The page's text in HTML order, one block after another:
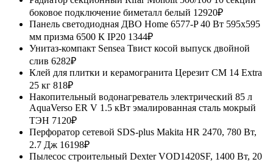
боковое подключение биметалл белый 12920₽
Панель светодиодная ДВО Home 6577-P 40 Вт 595x595
мм призма 6500 К IP20 1344₽
Унитаз-компакт Sensea Твист косой выпуск двойной
слив 6282₽
Клей для плитки и керамогранита Церезит CM 14 Extra
25 кг 818₽
Накопительный водонагреватель электрический 85 л
AquaVerso ER V 1.5 кВт эмалированная сталь мокрый
ТЭН 7120₽
Перфоратор сетевой SDS-plus Makita HR 2470, 780 Вт,
2.7 Дж 16198₽
Пылесос строительный Dexter VOD1420SF, 1400 Вт, 20